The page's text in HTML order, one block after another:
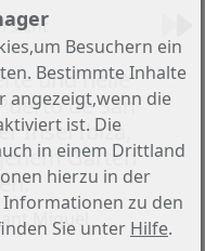
und helle
de San
Insel Ibiza,
Garten
Miquel
Besuchern ein
Bestimmte Inhalte
angezeigt,wenn die
ist. Die
in einem Drittland
hierzu in der
zu den
Sie unter Hilfe.